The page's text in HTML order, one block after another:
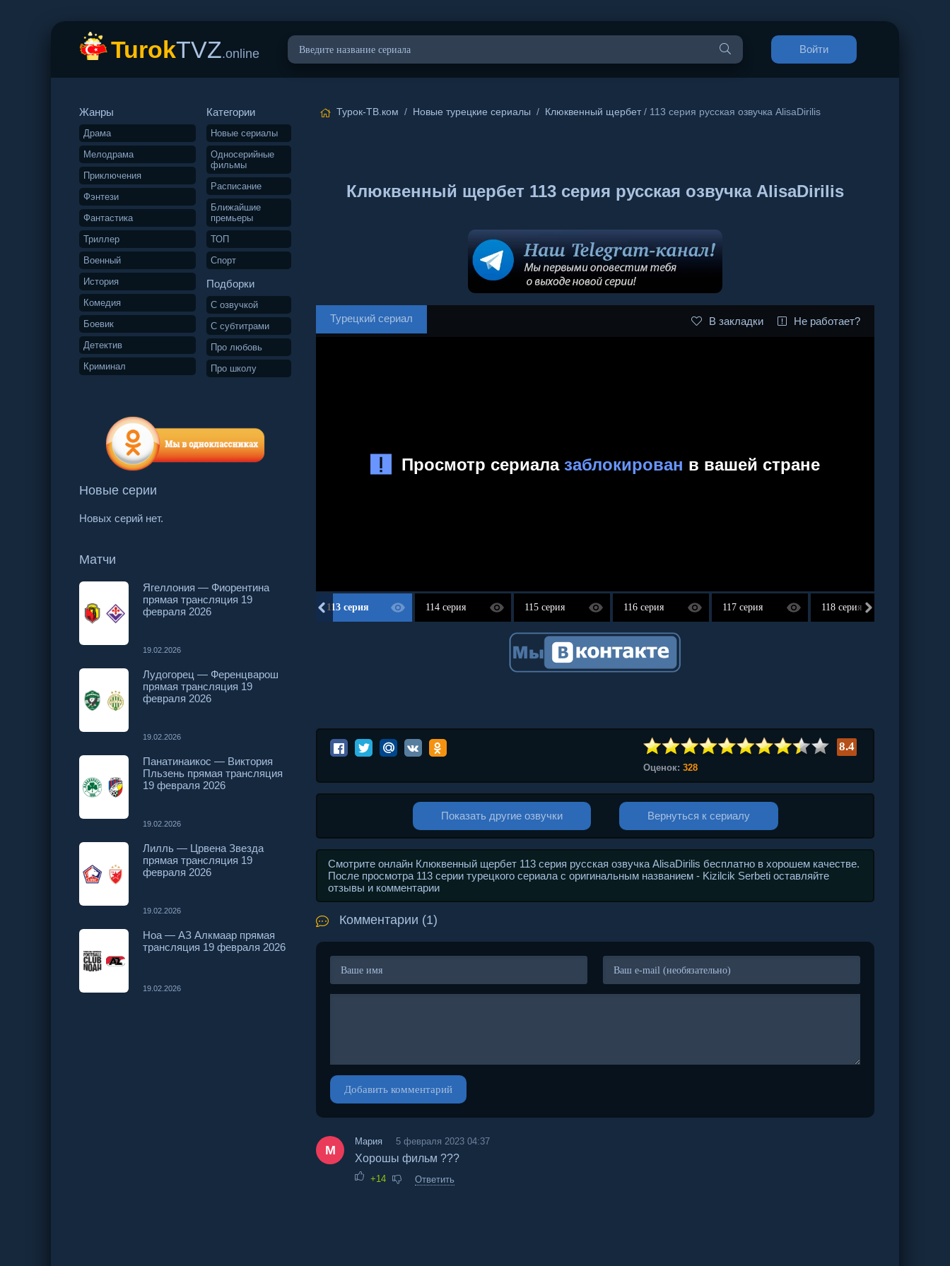
TurokTVZ.online Войти
Жанры
Драма
Мелодрама
Приключения
Фэнтези
Фантастика
Триллер
Военный
История
Комедия
Боевик
Детектив
Криминал
Категории
Новые сериалы
Односерийные
фильмы
Расписание
Ближайшие
премьеры
ТОП
Спорт
Подборки
С озвучкой
С субтитрами
Про любовь
Про школу
Новые серии
Новых серий нет.
Матчи
Ягеллония — Фиорентина
прямая трансляция 19
февраля 2026
19.02.2026
Лудогорец — Ференцварош
прямая трансляция 19
февраля 2026
19.02.2026
Панатинаикос — Виктория
Пльзень прямая трансляция
19 февраля 2026
19.02.2026
Лилль — Црвена Звезда
прямая трансляция 19
февраля 2026
19.02.2026
Ноа — АЗ Алкмаар прямая
трансляция 19 февраля 2026
19.02.2026
Турок-ТВ.ком / Новые турецкие сериалы / Клюквенный щербет/ 113 серия русская озвучка AlisaDirilis
Клюквенный щербет 113 серия русская озвучка AlisaDirilis
Турецкий сериал В закладки Не работает?
111 серия 113 серия 114 серия 115 серия 116 серия 117 серия 118 серия
8.4
Оценок: 328
Показать другие озвучки Вернуться к сериалу
Смотрите онлайн Клюквенный щербет 113 серия русская озвучка AlisaDirilis бесплатно в хорошем качестве.
После просмотра 113 серии турецкого сериала с оригинальным названием - Kizilcik Serbeti оставляйте
отзывы и комментарии
Комментарии (1)
Добавить комментарий
М
Мария 5 февраля 2023 04:37
Хорошы фильм ???
+14 Ответить